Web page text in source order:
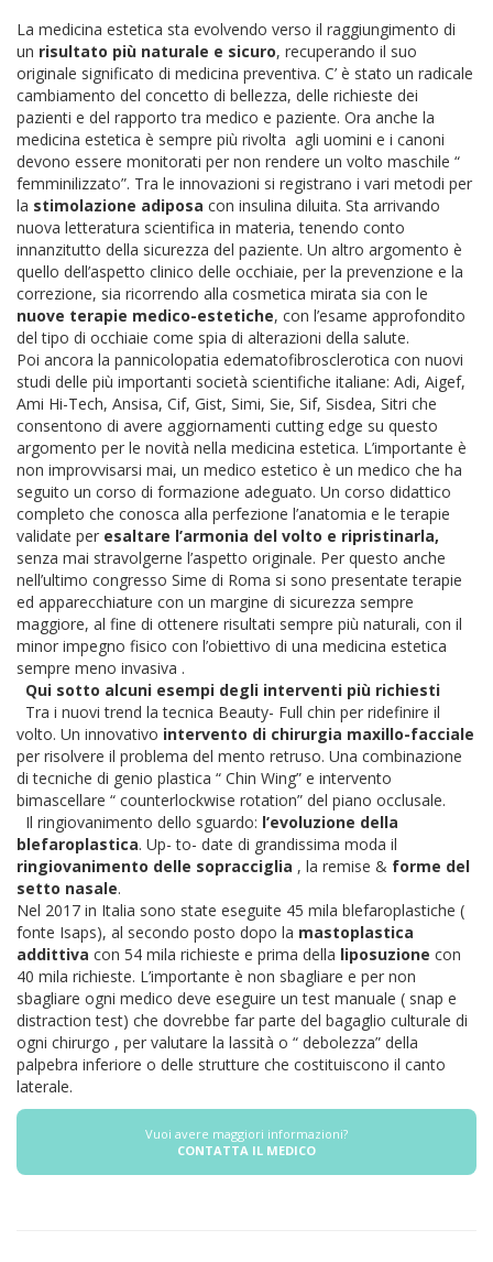
La medicina estetica sta evolvendo verso il raggiungimento di
un risultato più naturale e sicuro, recuperando il suo
originale significato di medicina preventiva. C’ è stato un radicale
cambiamento del concetto di bellezza, delle richieste dei
pazienti e del rapporto tra medico e paziente. Ora anche la
medicina estetica è sempre più rivolta agli uomini e i canoni
devono essere monitorati per non rendere un volto maschile “
femminilizzato”. Tra le innovazioni si registrano i vari metodi per
la stimolazione adiposa con insulina diluita. Sta arrivando
nuova letteratura scientifica in materia, tenendo conto
innanzitutto della sicurezza del paziente. Un altro argomento è
quello dell’aspetto clinico delle occhiaie, per la prevenzione e la
correzione, sia ricorrendo alla cosmetica mirata sia con le
nuove terapie medico-estetiche, con l’esame approfondito
del tipo di occhiaie come spia di alterazioni della salute.
Poi ancora la pannicolopatia edematofibrosclerotica con nuovi
studi delle più importanti società scientifiche italiane: Adi, Aigef,
Ami Hi-Tech, Ansisa, Cif, Gist, Simi, Sie, Sif, Sisdea, Sitri che
consentono di avere aggiornamenti cutting edge su questo
argomento per le novità nella medicina estetica. L’importante è
non improvvisarsi mai, un medico estetico è un medico che ha
seguito un corso di formazione adeguato. Un corso didattico
completo che conosca alla perfezione l’anatomia e le terapie
validate per esaltare l’armonia del volto e ripristinarla,
senza mai stravolgerne l’aspetto originale. Per questo anche
nell’ultimo congresso Sime di Roma si sono presentate terapie
ed apparecchiature con un margine di sicurezza sempre
maggiore, al fine di ottenere risultati sempre più naturali, con il
minor impegno fisico con l’obiettivo di una medicina estetica
sempre meno invasiva .
Qui sotto alcuni esempi degli interventi più richiesti
Tra i nuovi trend la tecnica Beauty- Full chin per ridefinire il
volto. Un innovativo intervento di chirurgia maxillo-facciale
per risolvere il problema del mento retruso. Una combinazione
di tecniche di genio plastica “ Chin Wing” e intervento
bimascellare “ counterlockwise rotation” del piano occlusale.
Il ringiovanimento dello sguardo: l’evoluzione della
blefaroplastica. Up- to- date di grandissima moda il
ringiovanimento delle sopracciglia , la remise & forme del
setto nasale.
Nel 2017 in Italia sono state eseguite 45 mila blefaroplastiche (
fonte Isaps), al secondo posto dopo la mastoplastica
addittiva con 54 mila richieste e prima della liposuzione con
40 mila richieste. L’importante è non sbagliare e per non
sbagliare ogni medico deve eseguire un test manuale ( snap e
distraction test) che dovrebbe far parte del bagaglio culturale di
ogni chirurgo , per valutare la lassità o “ debolezza” della
palpebra inferiore o delle strutture che costituiscono il canto
laterale.
Vuoi avere maggiori informazioni?
CONTATTA IL MEDICO